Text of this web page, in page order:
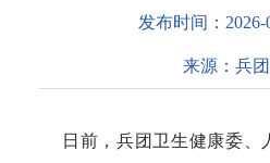
发布时间： 2026-
来源： 兵
日前，兵团卫生健康委、